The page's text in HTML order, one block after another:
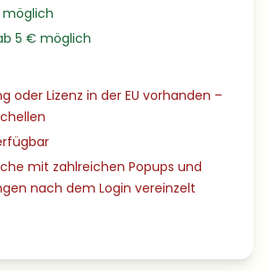
5 € möglich
oder Lizenz in der EU vorhanden –
mit zahlreichen Popups und
nach dem Login vereinzelt